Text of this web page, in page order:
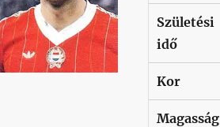
Születési
idő
Kor
Magasság